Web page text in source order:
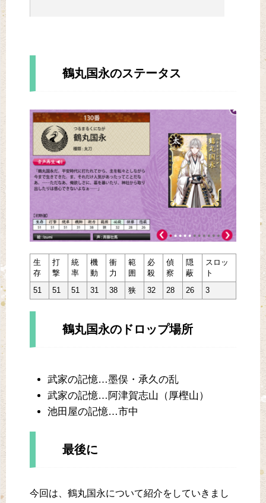
鶴丸国永のステータス
生
存
打
撃
統
率
機
動
衝
力
範
囲
必
殺
偵
察
隠
蔽
スロッ
ト
51
51 51 31 38 狭 32 28 26 3
鶴丸国永のドロップ場所
武家の記憶…墨俣・承久の乱
武家の記憶…阿津賀志山（厚樫山）
池田屋の記憶…市中
最後に
今回は、鶴丸国永について紹介をしていきまし